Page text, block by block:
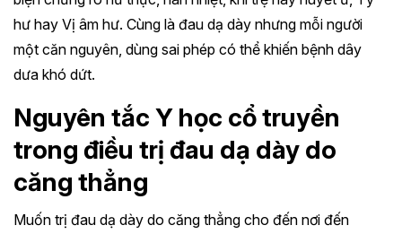
hư hay Vị âm hư. Cùng là đau dạ dày nhưng mỗi người
một căn nguyên, dùng sai phép có thể khiến bệnh dây
dưa khó dứt.
Nguyên tắc Y học cổ truyền
trong điều trị đau dạ dày do
căng thẳng
Muốn trị đau dạ dày do căng thẳng cho đến nơi đến